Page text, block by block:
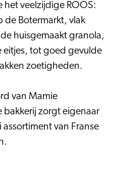
het veelzijdige ROOS:
de Botermarkt, vlak
huisgemaakt granola,
eitjes, tot goed gevulde
zoetigheden.
van Mamie
bakkerij zorgt eigenaar
assortiment van Franse